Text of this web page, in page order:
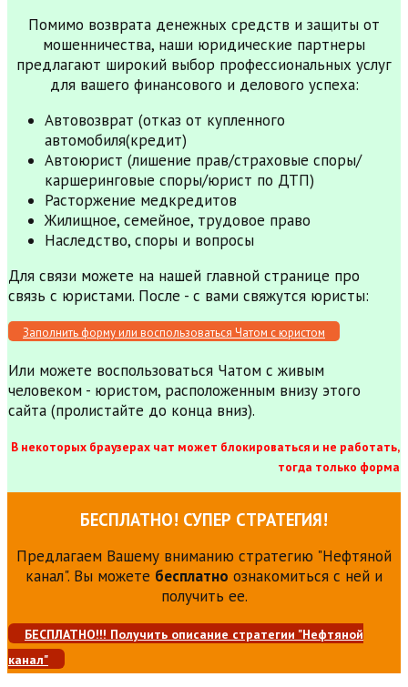
Помимо возврата денежных средств и защиты от
мошенничества, наши юридические партнеры
предлагают широкий выбор профессиональных услуг
для вашего финансового и делового успеха:
Автовозврат (отказ от купленного
автомобиля(кредит)
Автоюрист (лишение прав/страховые споры/
каршеринговые споры/юрист по ДТП)
Расторжение медкредитов
Жилищное, семейное, трудовое право
Наследство, споры и вопросы
Для связи можете на нашей главной странице про
связь с юристами. После - с вами свяжутся юристы:
Заполнить форму или воспользоваться Чатом с юристом
Или можете воспользоваться Чатом с живым
человеком - юристом, расположенным внизу этого
сайта (пролистайте до конца вниз).
В некоторых браузерах чат может блокироваться и не работать,
тогда только форма
БЕСПЛАТНО! СУПЕР СТРАТЕГИЯ!
Предлагаем Вашему вниманию стратегию "Нефтяной
канал". Вы можете бесплатно ознакомиться с ней и
получить ее.
БЕСПЛАТНО!!! Получить описание стратегии "Нефтяной
канал"